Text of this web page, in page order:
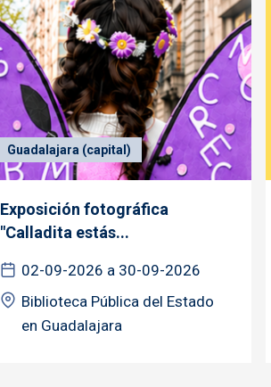
Guadalajara (capital)
Exposición fotográfica
"Calladita estás...
02-09-2026 a 30-09-2026
Biblioteca Pública del Estado
en Guadalajara